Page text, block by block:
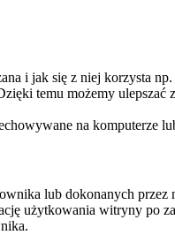
i jak się z niej korzysta
temu możemy ulepszać
na komputerze
lub dokonanych
użytkowania witryny po